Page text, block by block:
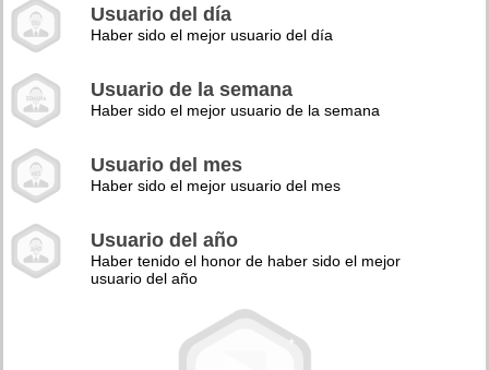
Usuario del día
Haber sido el mejor usuario del día
Usuario de la semana
Haber sido el mejor usuario de la semana
Usuario del mes
Haber sido el mejor usuario del mes
Usuario del año
Haber tenido el honor de haber sido el mejor
usuario del año